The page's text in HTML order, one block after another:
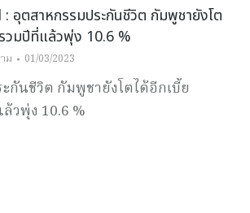
ตสาหกรรมประกันชีวิต กัมพูชายังโต
วมปีที่แล้วพุ่ง 10.6 %
ม 01/03/2023
กันชีวิต กัมพูชายังโตได้อีกเบี้ย
วพุ่ง 10.6 %